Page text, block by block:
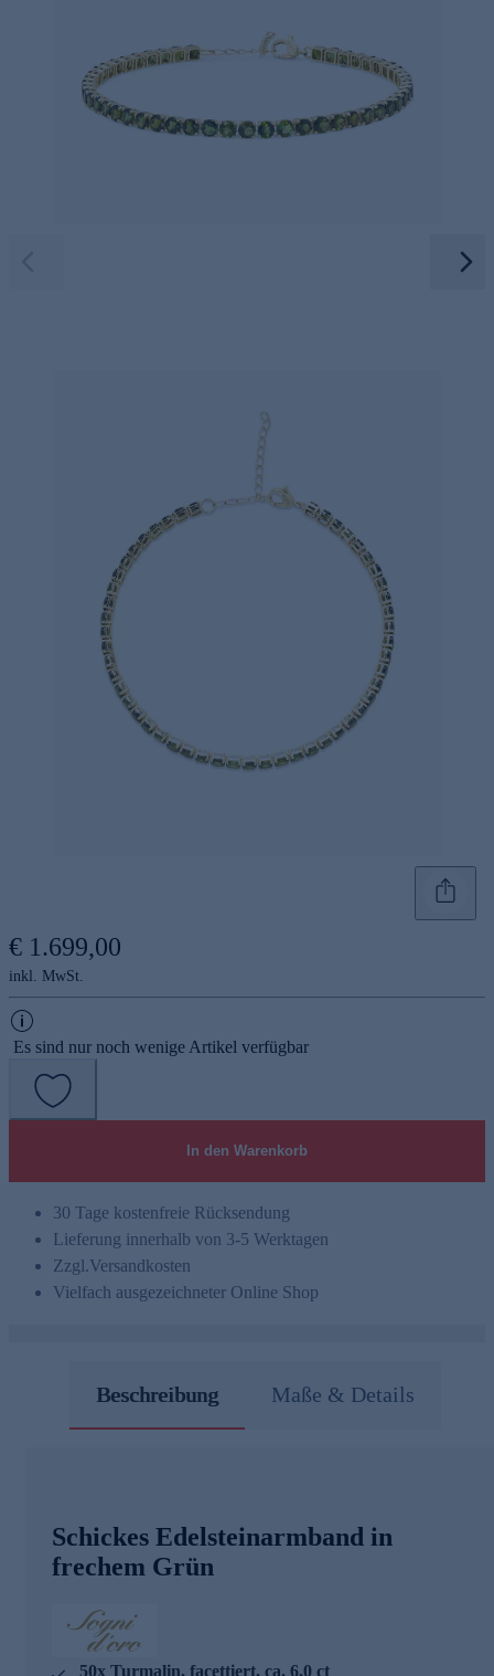
€ 1.699,00
inkl. MwSt.
Es sind nur noch wenige Artikel verfügbar
In den Warenkorb
30 Tage kostenfreie Rücksendung
Lieferung innerhalb von 3-5 Werktagen
Zzgl.Versandkosten
Vielfach ausgezeichneter Online Shop
Beschreibung Maße & Details
Schickes Edelsteinarmband in
frechem Grün
50x Turmalin, facettiert, ca. 6,0 ct